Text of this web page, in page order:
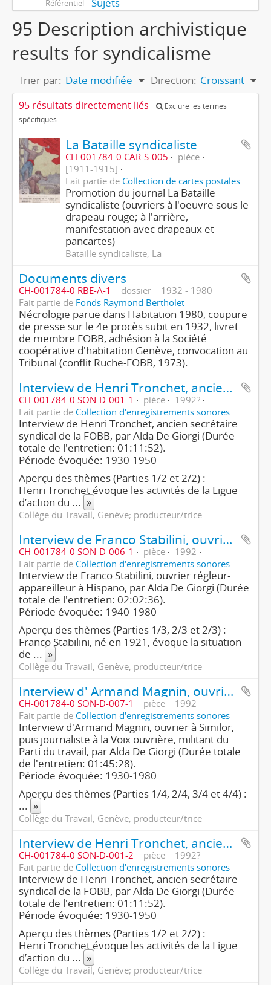
Référentiel
95 Description archivistique
results for syndicalisme
Trier par: Date modifiée Direction: Croissant
95 résultats directement liés
Exclure les termes
spécifiques
La Bataille syndicaliste
CH-001784-0 CAR-S-005
pièce
[1911-1915]
Fait partie de Collection de cartes postales
Promotion du journal La Bataille
syndicaliste (ouvriers à l'oeuvre sous le
drapeau rouge; à l'arrière,
manifestation avec drapeaux et
pancartes)
Bataille syndicaliste, La
Documents divers
CH-001784-0 RBE-A-1 dossier
1932 - 1980
Fait partie de Fonds Raymond Bertholet
Nécrologie parue dans Habitation 1980, coupure
de presse sur le 4e procès subit en 1932, livret
de membre FOBB, adhésion à la Société
coopérative d'habitation Genève, convocation au
Tribunal (conflit Ruche-FOBB, 1973).
Interview de Henri Tronchet, ancien syndicaliste de la FOBB (1ère partie/2)
CH-001784-0 SON-D-001-1 pièce
1992?
Fait partie de Collection d'enregistrements sonores
Interview de Henri Tronchet, ancien secrétaire
syndical de la FOBB, par Alda De Giorgi (Durée
totale de l'entretien: 01:11:52).
Période évoquée: 1930-1950
Aperçu des thèmes (Parties 1/2 et 2/2) :
Henri Tronchet évoque les activités de la Ligue
d’action du ... »
Collège du Travail, Genève; producteur/trice
Interview de Franco Stabilini, ouvrier régleur-appareilleur (1ère partie/3)
CH-001784-0 SON-D-006-1 pièce
1992
Fait partie de Collection d'enregistrements sonores
Interview de Franco Stabilini, ouvrier régleur-
appareilleur à Hispano, par Alda De Giorgi (Durée
totale de l'entretien: 02:02:36).
Période évoquée: 1940-1980
Aperçu des thèmes (Parties 1/3, 2/3 et 2/3) :
Franco Stabilini, né en 1921, évoque la situation
de ... »
Collège du Travail, Genève; producteur/trice
Interview d' Armand Magnin, ouvrier, puis journaliste, militant du Parti du travail (1ère partie/4)
CH-001784-0 SON-D-007-1 pièce
1992
Fait partie de Collection d'enregistrements sonores
Interview d'Armand Magnin, ouvrier à Similor,
puis journaliste à la Voix ouvrière, militant du
Parti du travail, par Alda De Giorgi (Durée totale
de l'entretien: 01:45:28).
Période évoquée: 1930-1980
Aperçu des thèmes (Parties 1/4, 2/4, 3/4 et 4/4) :
... »
Collège du Travail, Genève; producteur/trice
Interview de Henri Tronchet, ancien syndicaliste de la FOBB (2e partie/2)
CH-001784-0 SON-D-001-2 pièce
1992?
Fait partie de Collection d'enregistrements sonores
Interview de Henri Tronchet, ancien secrétaire
syndical de la FOBB, par Alda De Giorgi (Durée
totale de l'entretien: 01:11:52).
Période évoquée: 1930-1950
Aperçu des thèmes (Parties 1/2 et 2/2) :
Henri Tronchet évoque les activités de la Ligue
d’action du ... »
Collège du Travail, Genève; producteur/trice